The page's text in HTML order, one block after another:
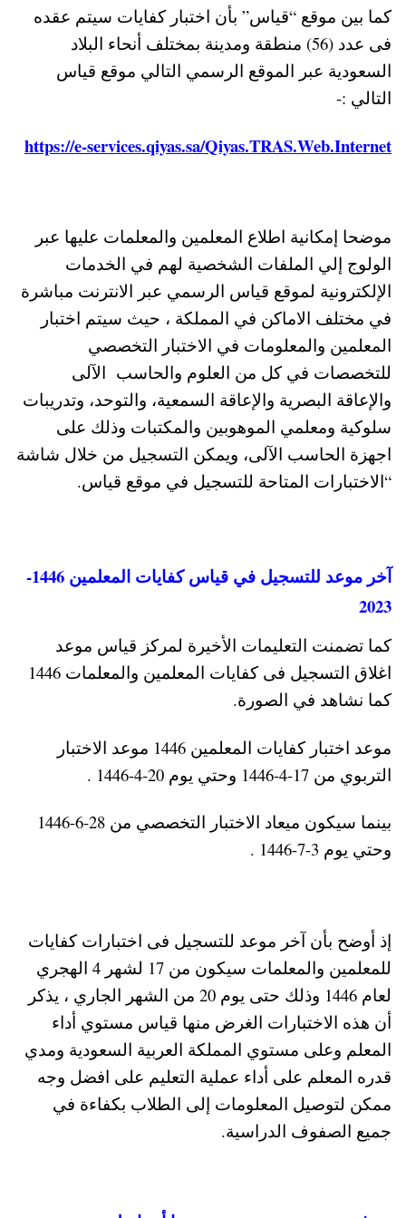
كما بين موقع “قياس” بأن اختبار كفايات سيتم عقده
فى عدد (56) منطقة ومدينة بمختلف أنحاء البلاد
السعودية عبر الموقع الرسمي التالي موقع قياس
التالي :-
https://e-services.qiyas.sa/Qiyas.TRAS.Web.Internet
موضحا إمكانية اطلاع المعلمين والمعلمات عليها عبر
الولوج إلي الملفات الشخصية لهم في الخدمات
الإلكترونية لموقع قياس الرسمي عبر الانترنت مباشرة
في مختلف الاماكن في المملكة ، حيث سيتم اختبار
المعلمين والمعلومات في الاختبار التخصصي
للتخصصات في كل من العلوم والحاسب الآلى
والإعاقة البصرية والإعاقة السمعية، والتوحد، وتدريبات
سلوكية ومعلمي الموهوبين والمكتبات وذلك على
اجهزة الحاسب الآلى، ويمكن التسجيل من خلال شاشة
“الاختبارات المتاحة للتسجيل في موقع قياس.
آخر موعد للتسجيل في قياس كفايات المعلمين 1446-
2023
كما تضمنت التعليمات الأخيرة لمركز قياس موعد
اغلاق التسجيل فى كفايات المعلمين والمعلمات 1446
كما نشاهد في الصورة.
موعد اختبار كفايات المعلمين 1446 موعد الاختبار
التربوي من 17-4-1446 وحتي يوم 20-4-1446 .
بينما سيكون ميعاد الاختبار التخصصي من 28-6-1446
وحتي يوم 3-7-1446 .
إذ أوضح بأن آخر موعد للتسجيل فى اختبارات كفايات
للمعلمين والمعلمات سيكون من 17 لشهر 4 الهجري
لعام 1446 وذلك حتى يوم 20 من الشهر الجاري ، يذكر
أن هذه الاختبارات الغرض منها قياس مستوي أداء
المعلم وعلى مستوي المملكة العربية السعودية ومدي
قدره المعلم على أداء عملية التعليم على افضل وجه
ممكن لتوصيل المعلومات إلى الطلاب بكفاءة في
جميع الصفوف الدراسية.